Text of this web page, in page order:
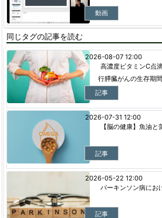
動画
同じタグの記事を読む
高濃度ビタミンC点
行膵臓がんの生存期
記事
2026-08-07 12:00
【脳の健康】魚油
記事
2026-07-31 12:00
パーキンソン病にお
記事
2026-05-22 12:00